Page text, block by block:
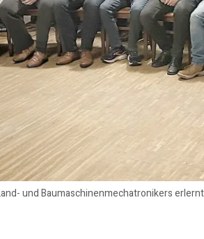
und Baumaschinenmechatronikers